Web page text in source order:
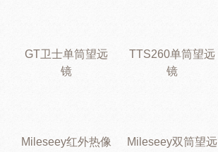
GT卫士单筒望远
镜
TTS260单筒望远
镜
Mileseey红外热像
Mileseey双筒望远